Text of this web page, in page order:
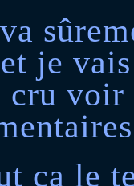
je
voir
ça le